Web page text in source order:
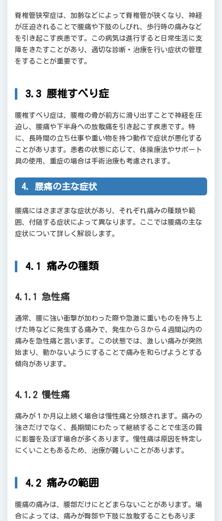
脊椎管狭窄症は、加齢などによって脊椎管が狭くなり、神経
が圧迫されることで腰痛や下肢のしびれ、歩行時の痛みなど
を引き起こす疾患です。この病気は進行すると日常生活に支
障をきたすことがあり、適切な診断・治療を行い症状の管理
をすることが重要です。
3.3 腰椎すべり症
腰椎すべり症は、腰椎の骨が前方に滑り出すことで神経を圧
迫し、腰痛や下半身への放散痛を引き起こす疾患です。特
に、長時間の立ち仕事や重い物を持つ動作で症状が悪化する
ことがあります。患者の状態に応じて、体操療法やサポート
具の使用、重症の場合は手術治療も考慮されます。
4. 腰痛の主な症状
腰痛にはさまざまな症状があり、それぞれ痛みの種類や範
囲、付随する症状によって異なります。ここでは腰痛の主な
症状について詳しく解説します。
4.1 痛みの種類
4.1.1 急性痛
通常、腰に強い衝撃が加わった際や急激に重いものを持ち上
げた時などに発生する痛みで、発生から３から４週間以内の
痛みを急性痛と言います。この状態では、激しい痛みが突然
始まり、動かないようにすることで痛みを和らげようとする
傾向があります。
4.1.2 慢性痛
痛みが１か月以上続く場合は慢性痛と分類されます。痛みの
強さだけでなく、長期間にわたって継続することで生活の質
に影響を及ぼす場合が多くあります。慢性痛は原因を特定し
にくいこともあるため、治療が難しいことがあります。
4.2 痛みの範囲
腰痛の痛みは、腰部だけにとどまらないことがあります。場
合によっては、痛みが臀部や下肢に放散することもありま